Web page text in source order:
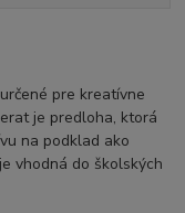
pre kreatívne
je predloha, ktorá
na podklad ako
vhodná do školských